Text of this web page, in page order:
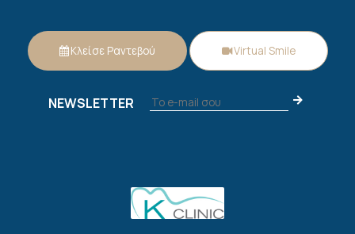
Κλείσε Ραντεβού Virtual Smile
NEWSLETTER